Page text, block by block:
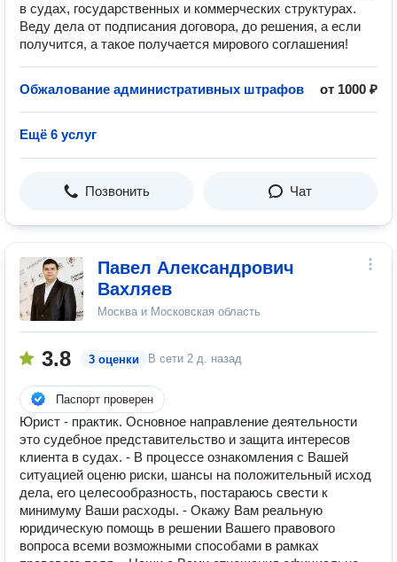
в судах, государственных и коммерческих структурах.
Веду дела от подписания договора, до решения, а если
получится, а такое получается мирового соглашения!
Обжалование административных штрафов от 1000 ₽
Ещё 6 услуг
Позвонить Чат
Павел Александрович
Вахляев
Москва и Московская область
3.8 3 оценки В сети 2 д. назад
Паспорт проверен
Юрист - практик. Основное направление деятельности
это судебное представительство и защита интересов
клиента в судах. - В процессе ознакомления с Вашей
ситуацией оценю риски, шансы на положительный исход
дела, его целесообразность, постараюсь свести к
минимуму Ваши расходы. - Окажу Вам реальную
юридическую помощь в решении Вашего правового
вопроса всеми возможными способами в рамках